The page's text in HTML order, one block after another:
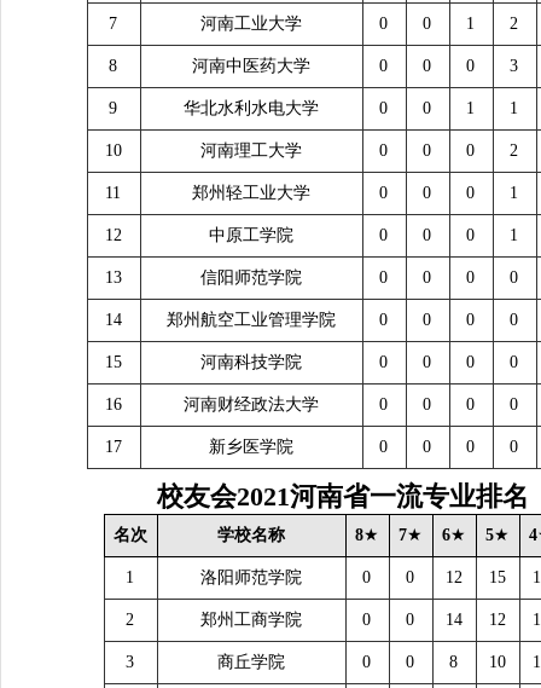
7 河南工业大学 0 0 1 2
8 河南中医药大学 0 0 0 3
9 华北水利水电大学 0 0 1 1
10 河南理工大学 0 0 0 2
11 郑州轻工业大学 0 0 0 1
12 中原工学院 0 0 0 1
13 信阳师范学院 0 0 0 0
14 郑州航空工业管理学院 0 0 0 0
15 河南科技学院 0 0 0 0
16 河南财经政法大学 0 0 0 0
17 新乡医学院 0 0 0 0
校友会2021河南省一流专业排名
名次 学校名称 8★ 7★ 6★ 5★ 4
1 洛阳师范学院 0 0 12 15
2 郑州工商学院 0 0 14 12
3 商丘学院 0 0 8 10